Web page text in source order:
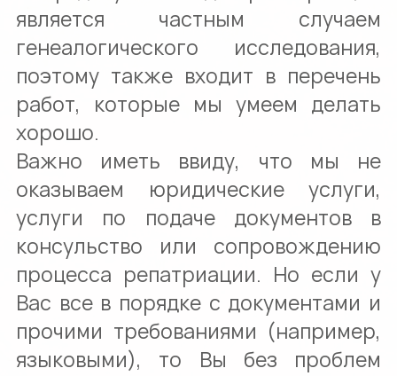
является частным случаем
генеалогического исследования,
поэтому также входит в перечень
работ, которые мы умеем делать
хорошо.
Важно иметь ввиду, что мы не
оказываем юридические услуги,
услуги по подаче документов в
консульство или сопровождению
процесса репатриации. Но если у
Вас все в порядке с документами и
прочими требованиями (например,
языковыми), то Вы без проблем